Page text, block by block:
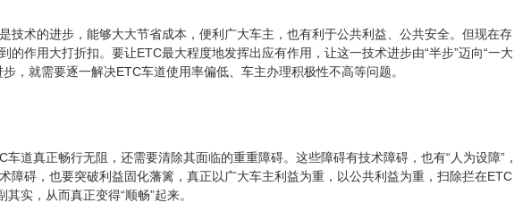
术的进步，能够大大节省成本，便利广大车主，也有利于公共利益、公共安全。但现在存
的作用大打折扣。要让ETC最大程度地发挥出应有作用，让这一技术进步由“半步”迈向“一大
，就需要逐一解决ETC车道使用率偏低、车主办理积极性不高等问题。
车道真正畅行无阻，还需要清除其面临的重重障碍。这些障碍有技术障碍，也有“人为设障”，
障碍，也要突破利益固化藩篱，真正以广大车主利益为重，以公共利益为重，扫除拦在ETC
实，从而真正变得“顺畅”起来。